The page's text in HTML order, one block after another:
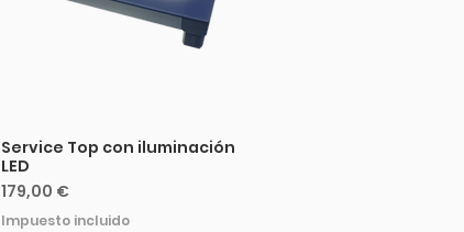
Service Top con iluminación
LED
Precio
179,00 €
Impuesto incluido